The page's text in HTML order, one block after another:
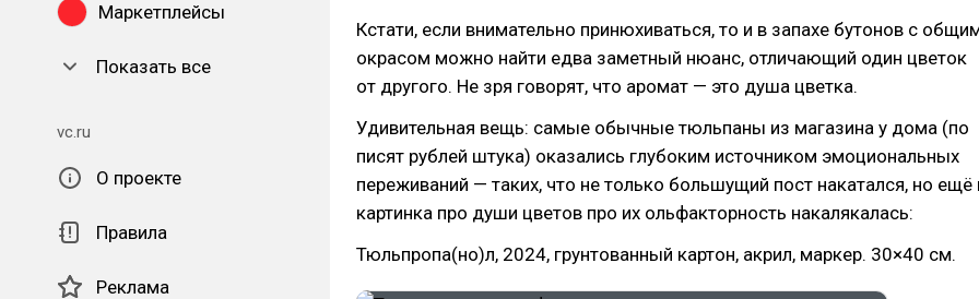
Маркетплейсы
Показать все
vc.ru
О проекте
Правила
Реклама
Кстати, если внимательно принюхиваться, то и в запахе бутонов с
окрасом можно найти едва заметный нюанс, отличающий один цветок
от другого. Не зря говорят, что аромат — это душа цветка.
Удивительная вещь: самые обычные тюльпаны из магазина у дома (по
писят рублей штука) оказались глубоким источником эмоциональных
переживаний — таких, что не только большущий пост накатался, но ещё
картинка про души цветов про их ольфакторность накалякалась:
Тюльпропа(но)л, 2024, грунтованный картон, акрил, маркер. 30×40 см.